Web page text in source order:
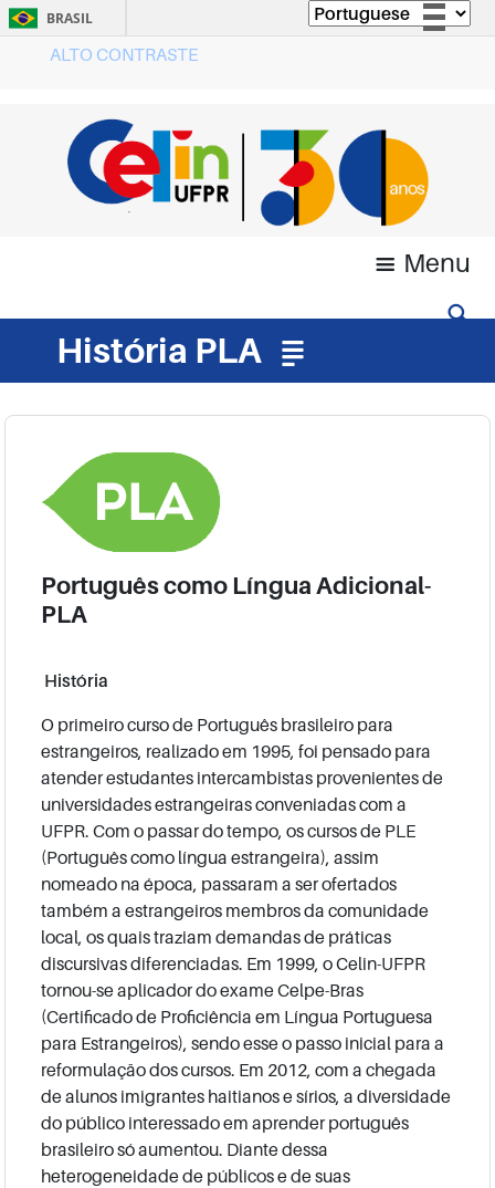
BRASIL
Acesso à informação
Legislação
Canais
ALTO CONTRASTE
Menu
História PLA
Português como Língua Adicional-
PLA
História
O primeiro curso de Português brasileiro para
estrangeiros, realizado em 1995, foi pensado para
atender estudantes intercambistas provenientes de
universidades estrangeiras conveniadas com a
UFPR. Com o passar do tempo, os cursos de PLE
(Português como língua estrangeira), assim
nomeado na época, passaram a ser ofertados
também a estrangeiros membros da comunidade
local, os quais traziam demandas de práticas
discursivas diferenciadas. Em 1999, o Celin-UFPR
tornou-se aplicador do exame Celpe-Bras
(Certificado de Proficiência em Língua Portuguesa
para Estrangeiros), sendo esse o passo inicial para a
reformulação dos cursos. Em 2012, com a chegada
de alunos imigrantes haitianos e sírios, a diversidade
do público interessado em aprender português
brasileiro só aumentou. Diante dessa
heterogeneidade de públicos e de suas